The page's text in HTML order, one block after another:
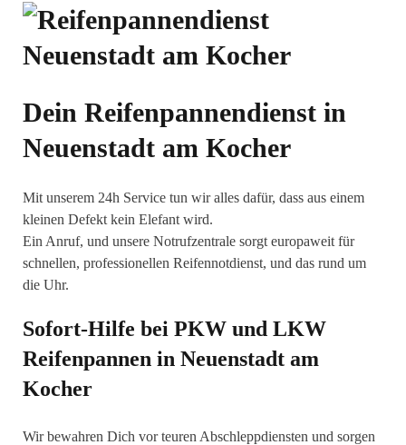
Dein Reifenpannendienst in
Neuenstadt am Kocher
Mit unserem 24h Service tun wir alles dafür, dass aus einem
kleinen Defekt kein Elefant wird.
Ein Anruf, und unsere Notrufzentrale sorgt europaweit für
schnellen, professionellen Reifennotdienst, und das rund um
die Uhr.
Sofort-Hilfe bei PKW und LKW
Reifenpannen in Neuenstadt am
Kocher
Wir bewahren Dich vor teuren Abschleppdiensten und sorgen